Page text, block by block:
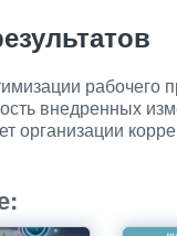
рабочего
внедренных
организации